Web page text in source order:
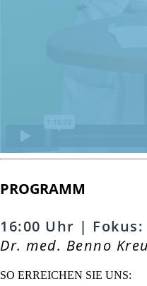
PROGRAMM
16:00 Uhr |
Dr. med. Benno
SO ERREICHEN SIE UNS: